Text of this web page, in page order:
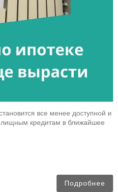
все менее доступной и
кредитам в ближайшее
Подробнее